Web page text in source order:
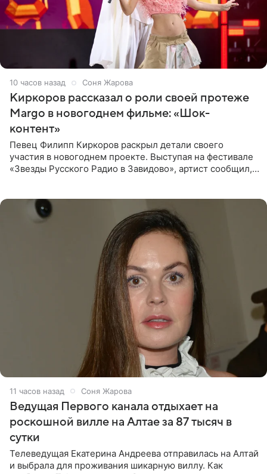
10 часов назад Соня Жарова
Киркоров рассказал о роли своей протеже
Margo в новогоднем фильме: «Шок-
контент»
Певец Филипп Киркоров раскрыл детали своего
участия в новогоднем проекте. Выступая на фестивале
«Звезды Русского Радио в Завидово», артист сообщил,
11 часов назад Соня Жарова
Ведущая Первого канала отдыхает на
роскошной вилле на Алтае за 87 тысяч в
сутки
Телеведущая Екатерина Андреева отправилась на Алтай
и выбрала для проживания шикарную виллу. Как